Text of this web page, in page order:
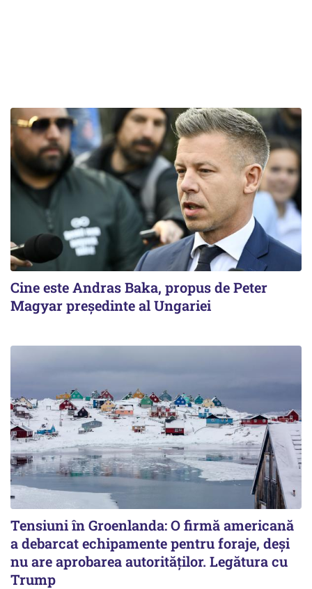
Cine este Andras Baka, propus de Peter
Magyar președinte al Ungariei
Tensiuni în Groenlanda: O firmă americană
a debarcat echipamente pentru foraje, deși
nu are aprobarea autorităților. Legătura cu
Trump